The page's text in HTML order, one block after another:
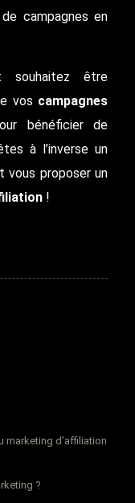
campagnes en
être
vos campagnes
bénéficier de
à l’inverse un
vous proposer un
!
marketing d’affiliation
?